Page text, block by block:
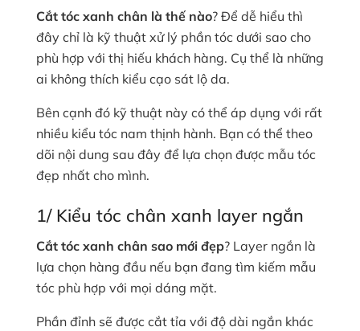
Cắt tóc xanh chân là thế nào? Để dễ hiểu thì
đây chỉ là kỹ thuật xử lý phần tóc dưới sao cho
phù hợp với thị hiếu khách hàng. Cụ thể là những
ai không thích kiểu cạo sát lộ da.
Bên cạnh đó kỹ thuật này có thể áp dụng với rất
nhiều kiểu tóc nam thịnh hành. Bạn có thể theo
dõi nội dung sau đây để lựa chọn được mẫu tóc
đẹp nhất cho mình.
1/ Kiểu tóc chân xanh layer ngắn
Cắt tóc xanh chân sao mới đẹp? Layer ngắn là
lựa chọn hàng đầu nếu bạn đang tìm kiếm mẫu
tóc phù hợp với mọi dáng mặt.
Phần đỉnh sẽ được cắt tỉa với độ dài ngắn khác